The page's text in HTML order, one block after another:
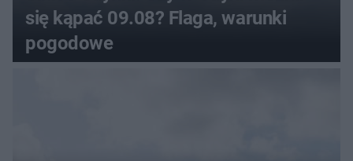
się kąpać 09.08? Flaga, warunki
pogodowe